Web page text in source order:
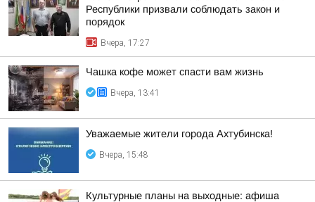
Республики призвали соблюдать закон и
порядок
Вчера, 17:27
Чашка кофе может спасти вам жизнь
Вчера, 13:41
Уважаемые жители города Ахтубинска!
Вчера, 15:48
Культурные планы на выходные: афиша